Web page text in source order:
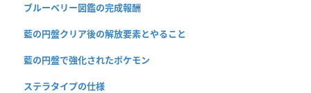
ブルーベリー図鑑の完成報酬
藍の円盤クリア後の解放要素とやること
藍の円盤で強化されたポケモン
ステラタイプの仕様